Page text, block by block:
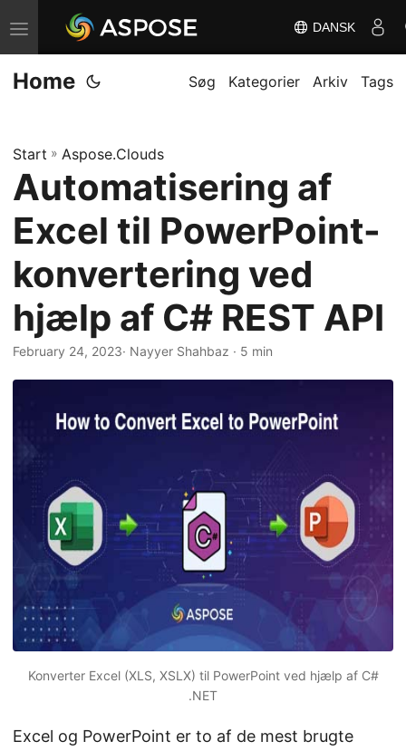
S
k
i
n
a
i
g
a
t
i
o
DANSK
Home Søg Kategorier Arkiv Tags
Start » Aspose.Clouds
Automatisering af
Excel til PowerPoint-
konvertering ved
hjælp af C# REST API
February 24, 2023· Nayyer Shahbaz · 5 min
Konverter Excel (XLS, XSLX) til PowerPoint ved hjælp af C#
.NET
Excel og PowerPoint er to af de mest brugte